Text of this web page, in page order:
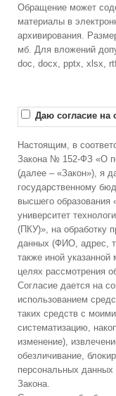
Обращение может
материалы в
архивирования.
мб. Для вложений
doc, docx, pptx, xlsx,
Даю согласие на
Настоящим, в
Закона № 152-ФЗ «О
(далее – «Закон»), я
государственному
высшего образования
университет
(ПКУ)», на обработку
данных (ФИО, адрес,
также иной
целях рассмотрения
Согласие дается на
использованием
таких средств с
систематизацию,
изменение),
обезличивание,
персональных данных
Закона.